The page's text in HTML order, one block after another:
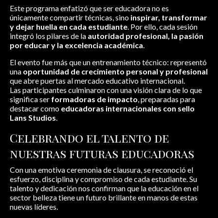
Este programa enfatizó que ser educadora no es
únicamente compartir técnicas, sino inspirar, transformar
y dejar huella en cada estudiante . Por ello, cada sesión
integró los pilares de la autoridad profesional, la pasión
por educar y la excelencia académica
El evento fue más que un entrenamiento técnico: representó
una oportunidad de crecimiento personal y profesional
que abre puertas al mercado educativo internacional.
Las participantes culminaron con una visión clara de lo que
significa ser formadoras de impacto , preparadas para
destacar como educadoras internacionales con sello
Lans Studios
Celebrando el talento de
nuestras futuras educadoras
Con una emotiva ceremonia de clausura, se reconoció el
esfuerzo, disciplina y compromiso de cada estudiante. Su
talento y dedicación nos confirman que la educación en el
sector belleza tiene un futuro brillante en manos de estas
nuevas líderes.